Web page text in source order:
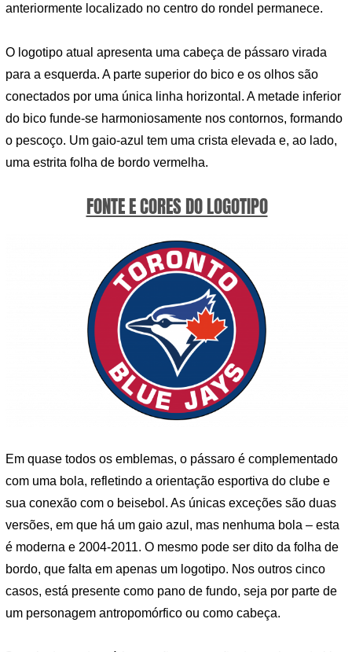
anteriormente localizado no centro do rondel permanece.
O logotipo atual apresenta uma cabeça de pássaro virada
para a esquerda. A parte superior do bico e os olhos são
conectados por uma única linha horizontal. A metade inferior
do bico funde-se harmoniosamente nos contornos, formando
o pescoço. Um gaio-azul tem uma crista elevada e, ao lado,
uma estrita folha de bordo vermelha.
FONTE E CORES DO LOGOTIPO
Em quase todos os emblemas, o pássaro é complementado
com uma bola, refletindo a orientação esportiva do clube e
sua conexão com o beisebol. As únicas exceções são duas
versões, em que há um gaio azul, mas nenhuma bola – esta
é moderna e 2004-2011. O mesmo pode ser dito da folha de
bordo, que falta em apenas um logotipo. Nos outros cinco
casos, está presente como pano de fundo, seja por parte de
um personagem antropomórfico ou como cabeça.